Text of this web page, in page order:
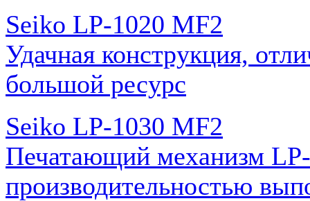
Seiko LP-1020 MF2
Удачная конструкция,
большой ресурс
Seiko LP-1030 MF2
Печатающий механизм
производительностью